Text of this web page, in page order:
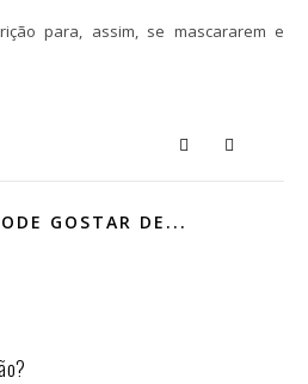
para, assim, se mascararem e
GOSTAR DE...